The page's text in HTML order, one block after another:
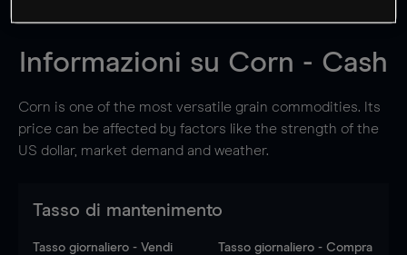
Informazioni su Corn - Cash
Corn is one of the most versatile grain commodities. Its
price can be affected by factors like the strength of the
US dollar, market demand and weather.
Tasso di mantenimento
Tasso giornaliero - Vendi Tasso giornaliero - Compra